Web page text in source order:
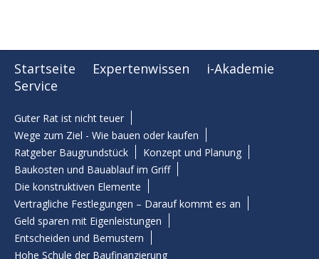
Startseite Expertenwissen
i-Akademie
Service
Guter Rat ist nicht teuer
Wege zum Ziel - Wie bauen oder kaufen
Ratgeber Baugrundstück
Konzept und Planung
Baukosten und Bauablauf im Griff
Die konstruktiven Elemente
Vertragliche Festlegungen – Darauf kommt es an
Geld sparen mit Eigenleistungen
Entscheiden und Bemustern
Hohe Schule der Baufinanzierung